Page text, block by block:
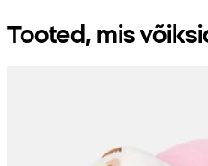
Tooted, mis